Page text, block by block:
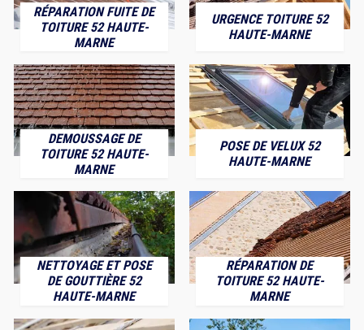
RÉPARATION FUITE DE
TOITURE 52 HAUTE-
MARNE
URGENCE TOITURE 52
HAUTE-MARNE
DEMOUSSAGE DE
TOITURE 52 HAUTE-
MARNE
POSE DE VELUX 52
HAUTE-MARNE
NETTOYAGE ET POSE
DE GOUTTIÈRE 52
HAUTE-MARNE
RÉPARATION DE
TOITURE 52 HAUTE-
MARNE